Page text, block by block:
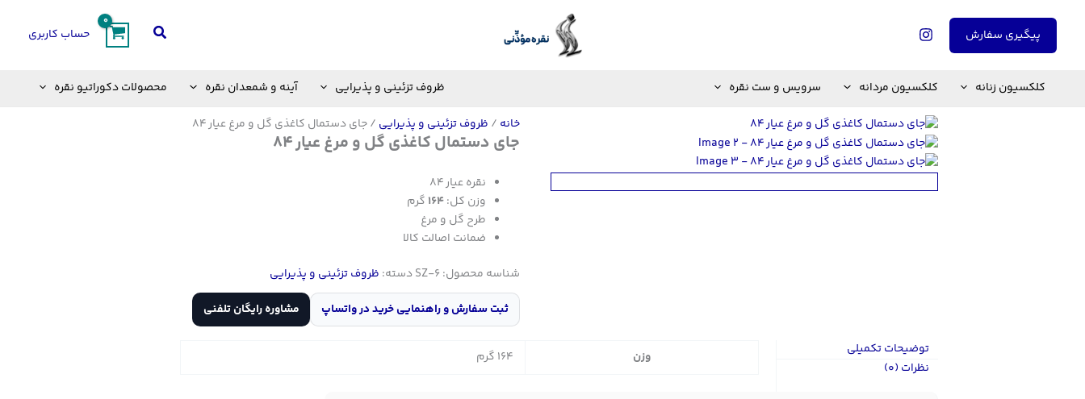
پیگیری سفارش جستجو حساب کاربری
کلکسیون زنانه کلکسیون مردانه سرویس و ست نقره ظروف تزئینی و پذیرایی آینه و شمعدان نقره محصولات دکوراتیو نقره
خانه / ظروف تزئینی و پذیرایی / جای دستمال کاغذی گل و مرغ عیار 84
جای دستمال کاغذی گل و مرغ عیار 84
نقره عیار ۸۴
وزن کل:۱۶۴ گرم
طرح گل و مرغ
ضمانت اصالت کالا
شناسه محصول: SZ-6 دسته: ظروف تزئینی و پذیرایی
ثبت سفارش و راهنمایی خرید در واتساپ
مشاوره رایگان تلفنی
توضیحات تکمیلی
نظرات (0)
وزن 164 گرم